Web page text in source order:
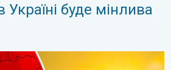
буде мінлива
спека. Погодна тенденція. . .